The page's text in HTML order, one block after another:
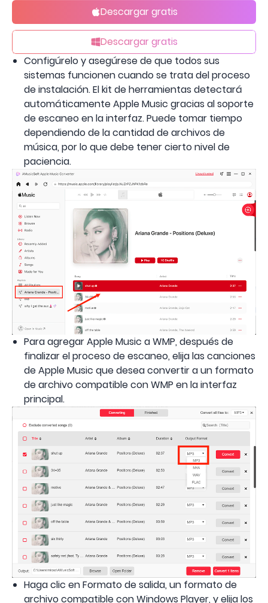
Descargar gratis
Descargar gratis
Configúrelo y asegúrese de que todos sus
sistemas funcionen cuando se trata del proceso
de instalación. El kit de herramientas detectará
automáticamente Apple Music gracias al soporte
de escaneo en la interfaz. Puede tomar tiempo
dependiendo de la cantidad de archivos de
música, por lo que debe tener cierto nivel de
paciencia.
Para agregar Apple Music a WMP, después de
finalizar el proceso de escaneo, elija las canciones
de Apple Music que desea convertir a un formato
de archivo compatible con WMP en la interfaz
principal.
Haga clic en Formato de salida, un formato de
archivo compatible con Windows Player, y elija los